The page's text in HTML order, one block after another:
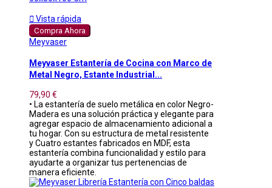
 Vista rápida
Compra Ahora
Meyvaser
Meyvaser Estantería de Cocina con Marco de
Metal Negro, Estante Industrial...
79,90 €
• La estantería de suelo metálica en color Negro-
Madera es una solución práctica y elegante para
agregar espacio de almacenamiento adicional a
tu hogar. Con su estructura de metal resistente
y Cuatro estantes fabricados en MDF, esta
estantería combina funcionalidad y estilo para
ayudarte a organizar tus pertenencias de
manera eficiente.